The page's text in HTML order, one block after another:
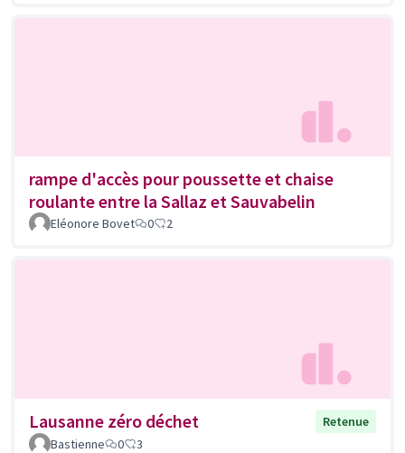
rampe d'accès pour poussette et chaise
roulante entre la Sallaz et Sauvabelin
Eléonore Bovet 0 2
Lausanne zéro déchet
Retenue
Bastienne
0 3